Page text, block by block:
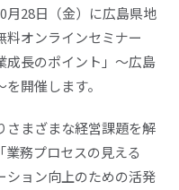
月28日（金）に広島県地
オンラインセミナー
成長のポイント」～広島
開催します。
さまざまな経営課題を解
務プロセスの見える
ション向上のための活発